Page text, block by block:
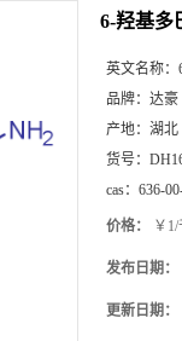
6-羟基多
英文名称：
品牌： 达豪
产地： 湖北
货号：
cas： 636-
价格： ￥
发布日期：
更新日期：